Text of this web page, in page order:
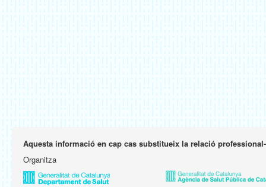
Aquesta informació en cap cas substitueix la relació
Organitza